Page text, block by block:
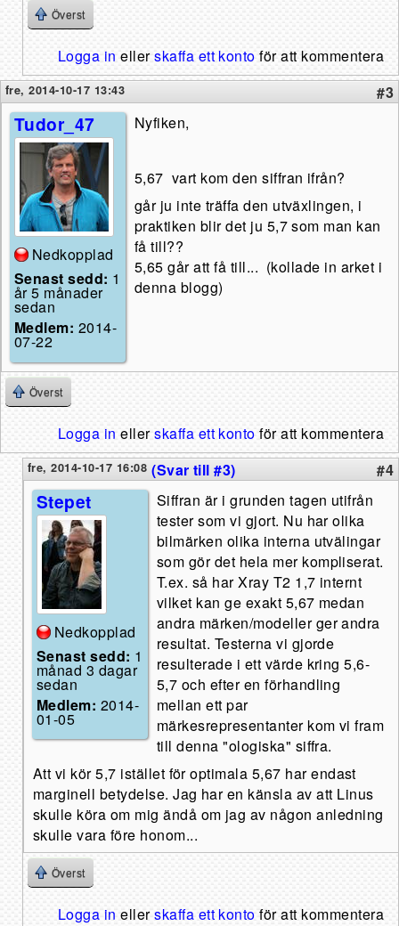
Överst
Logga in ellerskaffa ett konto för att kommentera
fre, 2014-10-17 13:43 #3
Tudor_47
Nedkopplad
Senast sedd: 1
år 5 månader
sedan
Medlem: 2014-
07-22
Nyfiken,
5,67 vart kom den siffran ifrån?
går ju inte träffa den utväxlingen, i
praktiken blir det ju 5,7 som man kan
få till??
5,65 går att få till... (kollade in arket i
denna blogg)
Överst
Logga in ellerskaffa ett konto för att kommentera
fre, 2014-10-17 16:08 (Svar till #3) #4
Stepet
Nedkopplad
Senast sedd: 1
månad 3 dagar
sedan
Medlem: 2014-
01-05
Siffran är i grunden tagen utifrån
tester som vi gjort. Nu har olika
bilmärken olika interna utvälingar
som gör det hela mer kompliserat.
T.ex. så har Xray T2 1,7 internt
vilket kan ge exakt 5,67 medan
andra märken/modeller ger andra
resultat. Testerna vi gjorde
resulterade i ett värde kring 5,6-
5,7 och efter en förhandling
mellan ett par
märkesrepresentanter kom vi fram
till denna "ologiska" siffra.
Att vi kör 5,7 istället för optimala 5,67 har endast
marginell betydelse. Jag har en känsla av att Linus
skulle köra om mig ändå om jag av någon anledning
skulle vara före honom...
Överst
Logga in ellerskaffa ett konto för att kommentera